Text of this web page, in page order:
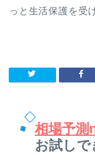
っと生活保護を受
相場予測
お試しで